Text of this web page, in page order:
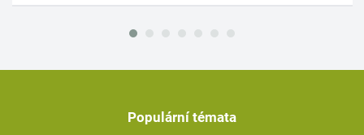
Populární témata